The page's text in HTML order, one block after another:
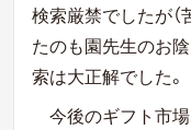
検索厳禁でしたが（
たのも園先生のお
索は大正解でした。
今後のギフト市場